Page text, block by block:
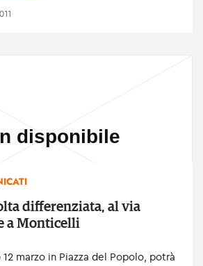
differenziata, al via
a Monticelli
12 marzo in Piazza del Popolo, potrà